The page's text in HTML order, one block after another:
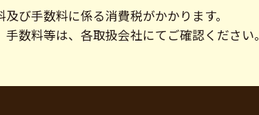
び手数料に係る消費税がかかります。
数料等は、各取扱会社にてご確認ください。